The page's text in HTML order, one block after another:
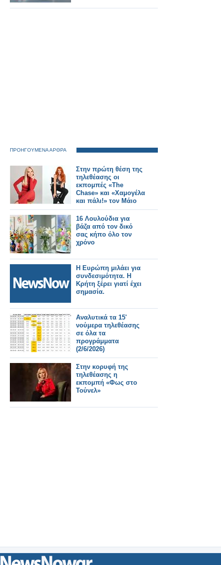
ΠΡΟΗΓΟΥΜΕΝΑ ΑΡΘΡΑ
Στην πρώτη θέση της
τηλεθέασης οι
εκπομπές «The
Chase» και «Χαμογέλα
και πάλι!» τον Μάιο
16 Λουλούδια για
βάζα από τον δικό
σας κήπο όλο τον
χρόνο
Η Ευρώπη μιλάει για
συνδεσιμότητα. Η
Κρήτη ξέρει γιατί έχει
σημασία.
Αναλυτικά τα 15'
νούμερα τηλεθέασης
σε όλα τα
προγράμματα
(2/6/2026)
Στην κορυφή της
τηλεθέασης η
εκπομπή «Φως στο
Τούνελ»